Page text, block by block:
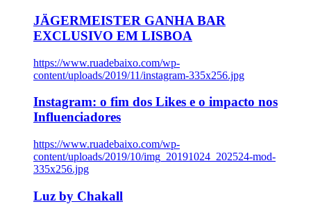
JÄGERMEISTER GANHA BAR
EXCLUSIVO EM LISBOA
https://www.ruadebaixo.com/wp-
content/uploads/2019/11/instagram-335x256.jpg
Instagram: o fim dos Likes e o impacto nos
Influenciadores
https://www.ruadebaixo.com/wp-
content/uploads/2019/10/img_20191024_202524-mod-
335x256.jpg
Luz by Chakall